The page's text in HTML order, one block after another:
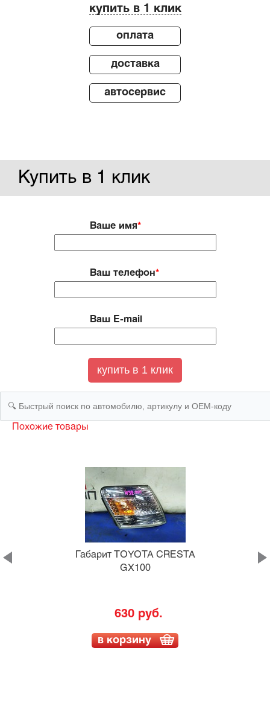
купить в 1 клик
оплата
доставка
автосервис
Купить в 1 клик
Ваше имя*
Ваш телефон*
Ваш E-mail
Похожие товары
Габарит TOYOTA CRESTA
GX100
630 руб.
в корзину